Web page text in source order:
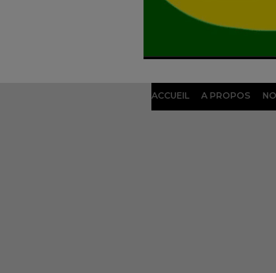
ACCUEIL A PROPOS